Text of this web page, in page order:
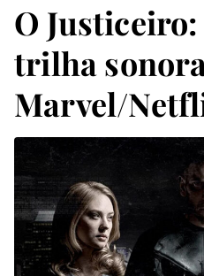
O
trilha
Marvel/